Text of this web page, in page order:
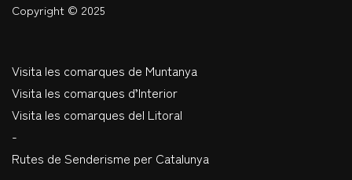
Copyright © 2025
Visita les comarques de Muntanya
Visita les comarques d’Interior
Visita les comarques del Litoral
-
Rutes de Senderisme per Catalunya